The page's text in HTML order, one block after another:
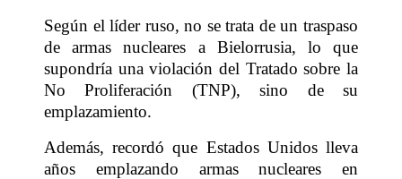
Según el líder ruso, no se trata de un traspaso
de armas nucleares a Bielorrusia, lo que
supondría una violación del Tratado sobre la
No Proliferación (TNP), sino de su
emplazamiento.
Además, recordó que Estados Unidos lleva
años emplazando armas nucleares en